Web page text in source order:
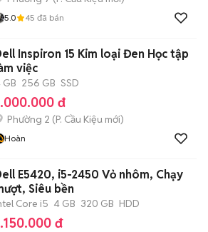
5.0 45 đã bán
Inspiron 15 Kim loại Đen Học tập
việc
GB 256 GB SSD
đ
Phường 2 (P. Cầu Kiệu mới)
Hoàn
E5420, i5-2450 Vỏ nhôm, Chạy
Siêu bền
Core i5 4 GB 320 GB HDD
đ